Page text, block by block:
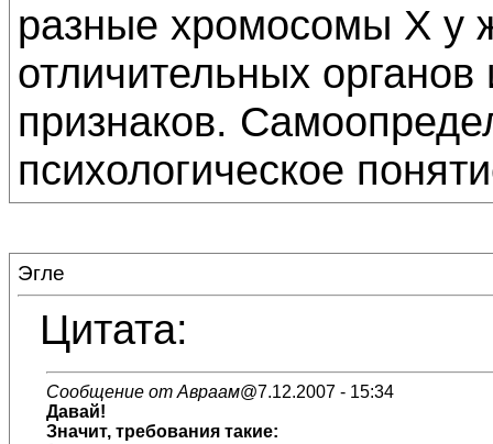
разные хромосомы X у
отличительных
признаков.
психологическое
Эгле
Цитата:
Сообщение от Авраам@7.12.2007 - 15:34
Давай!
Значит, требования такие: